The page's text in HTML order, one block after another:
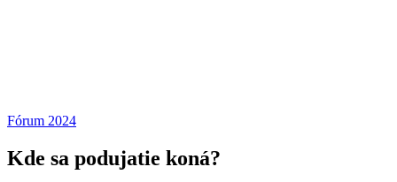
Fórum 2024
Kde sa podujatie koná?